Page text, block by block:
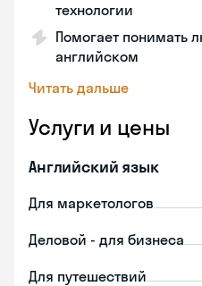
технологии
Помогает понимать
английском
Читать дальше
Услуги и цены
Английский язык
Для маркетологов
Деловой - для бизнеса
Для путешествий